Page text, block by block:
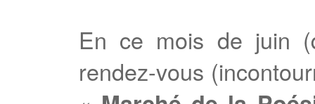
En ce mois de juin
rendez-vous